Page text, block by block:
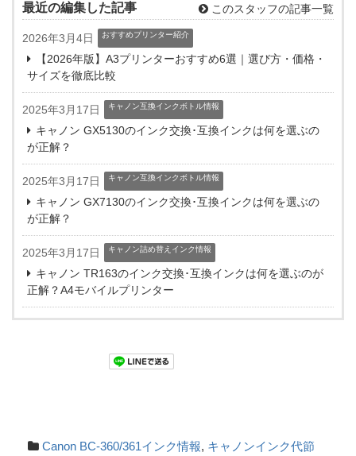
最近の編集した記事 このスタッフの記事一覧
2026年3月4日 おすすめプリンター紹介
【2026年版】A3プリンターおすすめ6選｜選び方・価格・
サイズを徹底比較
2025年3月17日 キャノン互換インクボトル情報
キャノン GX5130のインク交換･互換インクは何を選ぶの
が正解？
2025年3月17日 キャノン互換インクボトル情報
キャノン GX7130のインク交換･互換インクは何を選ぶの
が正解？
2025年3月17日 キャノン詰め替えインク情報
キャノン TR163のインク交換･互換インクは何を選ぶのが
正解？A4モバイルプリンター
Canon BC-360/361インク情報, キャノンインク代節